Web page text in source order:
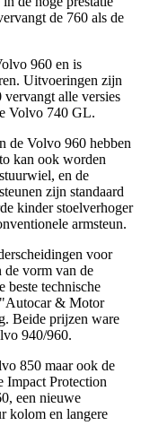
de 760 als de
960 en is
Uitvoeringen zijn
alle versies
Volvo 740 GL.
de Volvo 960 hebben
kan ook worden
en de
zijn standaard
kinder stoelverhoger
armsteun.
voor
vorm van de
technische
"Autocar & Motor
Beide prijzen ware
940/960.
850 maar ook de
Impact Protection
een nieuwe
kolom en langere